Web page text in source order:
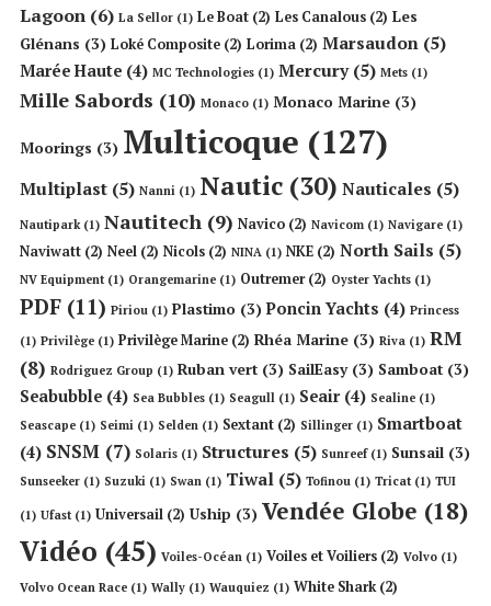
Lagoon (6) La Sellor (1) Le Boat (2) Les Canalous (2) Les
Glénans (3) Loké Composite (2) Lorima (2) Marsaudon (5)
Marée Haute (4) MC Technologies (1) Mercury(5) Mets (1)
Mille Sabords (10) Monaco (1) Monaco Marine (3)
Moorings (3) Multicoque (127)
Multiplast (5) Nanni (1) Nautic (30) Nauticales (5)
Nautipark(1) Nautitech (9) Navico (2) Navicom (1) Navigare (1)
Naviwatt (2) Neel (2) Nicols (2) NINA (1) NKE (2) North Sails (5)
NV Equipment(1) Orangemarine (1) Outremer(2) Oyster Yachts (1)
PDF (11) Piriou (1) Plastimo (3) Poncin Yachts (4) Princess
(1) Privilège (1) Privilège Marine (2) Rhéa Marine (3) Riva (1) RM
(8) Rodriguez Group (1) Ruban vert (3) SailEasy(3) Samboat (3)
Seabubble (4) Sea Bubbles (1) Seagull (1) Seair(4) Sealine (1)
Seascape (1) Seimi (1) Selden (1) Sextant (2) Sillinger (1) Smartboat
(4) SNSM (7) Solaris (1) Structures (5) Sunreef(1) Sunsail (3)
Sunseeker (1) Suzuki (1) Swan (1) Tiwal (5) Tofinou (1) Tricat(1) TUI
(1) Ufast(1) Universail (2) Uship (3) Vendée Globe (18)
Vidéo (45) Voiles-Océan (1) Voiles et Voiliers (2) Volvo (1)
Volvo Ocean Race (1) Wally (1) Wauquiez (1) White Shark(2)